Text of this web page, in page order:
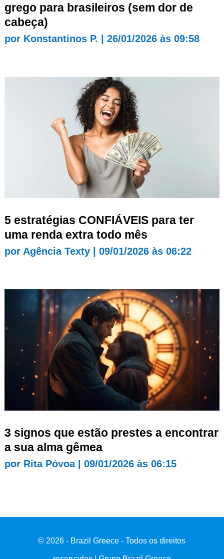
grego para brasileiros (sem dor de
cabeça)
por Konstantinos P. 26/01/2026 às 09:58
5 estratégias CONFIÁVEIS para ter
uma renda extra todo mês
por Agência Texty| 09/01/2026 às 06:22
3 signos que estão prestes a encontrar
a sua alma gêmea
por Rita Póvoa| 09/01/2026 às 06:15
© 2026 - Brazil Greece - Todos os direitos